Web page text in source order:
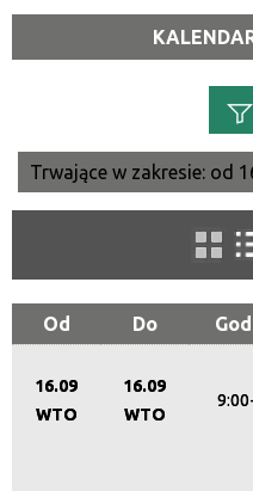
Szukana fraza
Kategoria
Trwające w zakresie
Trwające w zakresie: od
Od Do
16.09
WTO
16.09
WTO